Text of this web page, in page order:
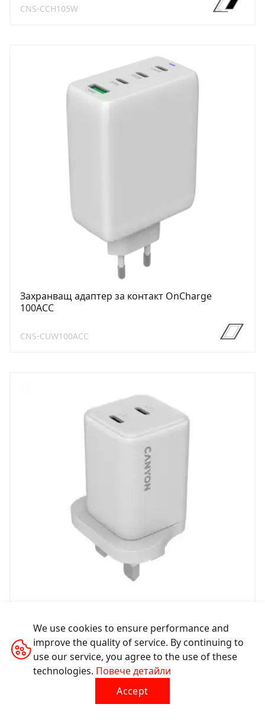
CNS-CCH105W
Захранващ адаптер за контакт OnCharge
100ACC
CNS-CUW100ACC
Захранващ адаптер за контакт OnCharge 45CU
CNS-CUW45CC-UK
We use cookies to ensure performance and
improve the quality of service. By continuing to
use our service, you agree to the use of these
technologies. Повече детайли
Accept